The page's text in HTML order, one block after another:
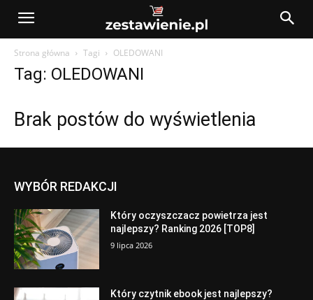
Strona główna Tagi OLEDOWANI
Tag: OLEDOWANI
Brak postów do wyświetlenia
WYBÓR REDAKCJI
Który oczyszczacz powietrza jest
najlepszy? Ranking 2026 [TOP8]
9 lipca 2026
Który czytnik ebook jest najlepszy?